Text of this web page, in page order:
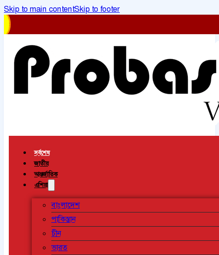
Skip to main contentSkip to footer
সর্বশেষ
জাতীয়
আন্তর্জাতিক
এশিয়া
বাংলাদেশ
পাকিস্তান
চীন
ভারত